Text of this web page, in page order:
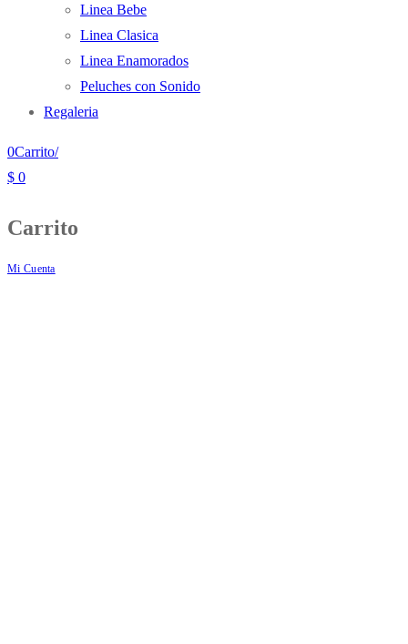
Linea Bebe
Linea Clasica
Linea Enamorados
Peluches con Sonido
Regaleria
0Carrito/
$ 0
Carrito
Mi Cuenta